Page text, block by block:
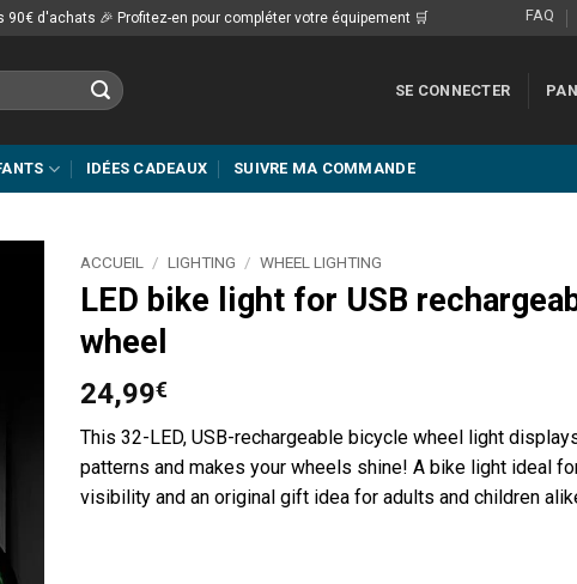
d'achats 🎉 Profitez-en pour compléter votre équipement 🛒 FAQ
SE CONNECTER
IDÉES CADEAUX SUIVRE MA COMMANDE
ACCUEIL / LIGHTING / WHEEL LIGHTING
LED bike light for USB
wheel
24,99€
This 32-LED, USB-rechargeable bicycle wheel light
patterns and makes your wheels shine! A bike light ideal
visibility and an original gift idea for adults and children